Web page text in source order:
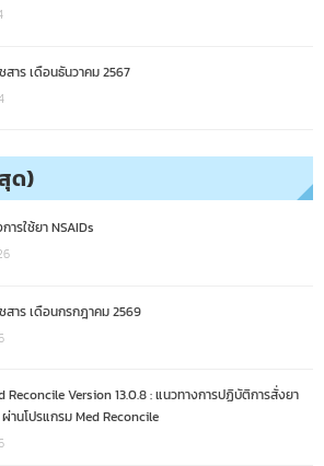
สาร เดือนธันวาคม 2567
ด)
ารใช้ยา NSAIDs
สาร เดือนกรกฎาคม 2569
Reconcile Version 13.0.8 : แนวทางการปฏิบัติการสั่งยา
านโปรแกรม Med Reconcile